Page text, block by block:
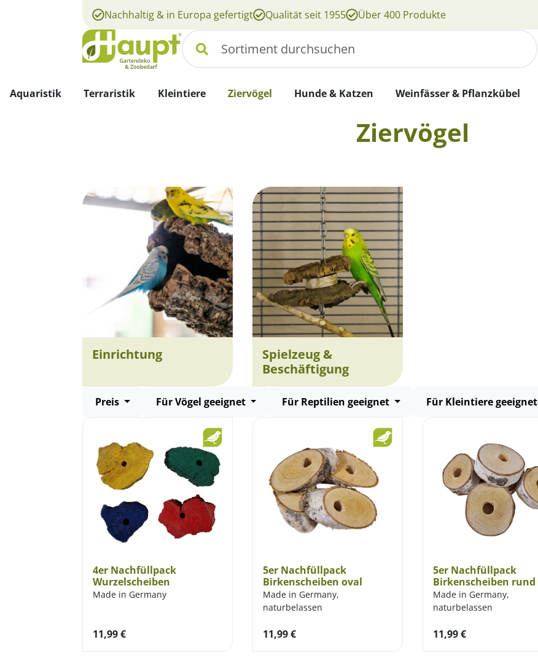
Nachhaltig & in Europa gefertigt Qualität seit 1955 Über 400 Produkte
Suchen
Aquaristik Terraristik Kleintiere Ziervögel Hunde & Katzen Weinfässer & Pflanzkübel
Ziervögel
Einrichtung
Spielzeug &
Beschäftigung
Preis Für Vögel geeignet Für Reptilien geeignet Für Kleintiere geeignet
4er Nachfüllpack
Wurzelscheiben
Made in Germany
11,99€
5er Nachfüllpack
Birkenscheiben oval
Made in Germany,
naturbelassen
11,99€
5er Nachfüllpack
Birkenscheiben rund
Made in Germany,
naturbelassen
11,99€